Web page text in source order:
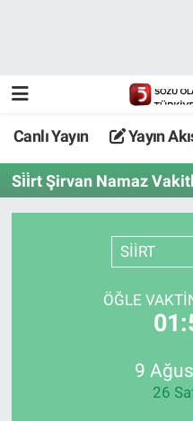
Canlı Yayın Yayın
Si̇i̇rt Şirvan Namaz
SİİRT
ÖĞLE
9
26
TV 5 Ekranı ve Arşiv